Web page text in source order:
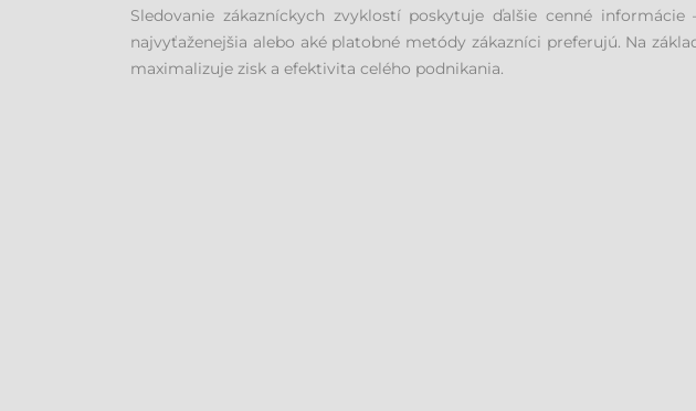
Sledovanie zákazníckych zvyklostí poskytuje ďalšie cenné
najvyťaženejšia alebo aké platobné metódy zákazníci preferujú. Na
maximalizuje zisk a efektivita celého podnikania.